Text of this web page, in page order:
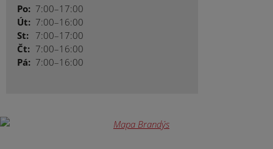
Po: 7:00–17:00
Út: 7:00–16:00
St: 7:00–17:00
Čt: 7:00–16:00
Pá: 7:00–16:00